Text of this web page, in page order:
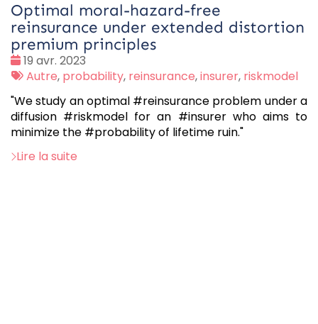
Optimal moral-hazard-free
reinsurance under extended distortion
premium principles
Date
:
19 avr. 2023
Tags
Autre, probability, reinsurance,insurer, riskmodel
"We study an optimal #reinsurance problem under a
diffusion #riskmodel for an #insurer who aims to
minimize the #probability of lifetime ruin."
Lire la suite